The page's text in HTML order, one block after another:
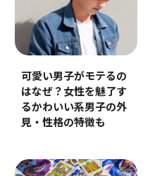
可愛い男子がモテるの
はなぜ？女性を魅了す
るかわいい系男子の外
見・性格の特徴も